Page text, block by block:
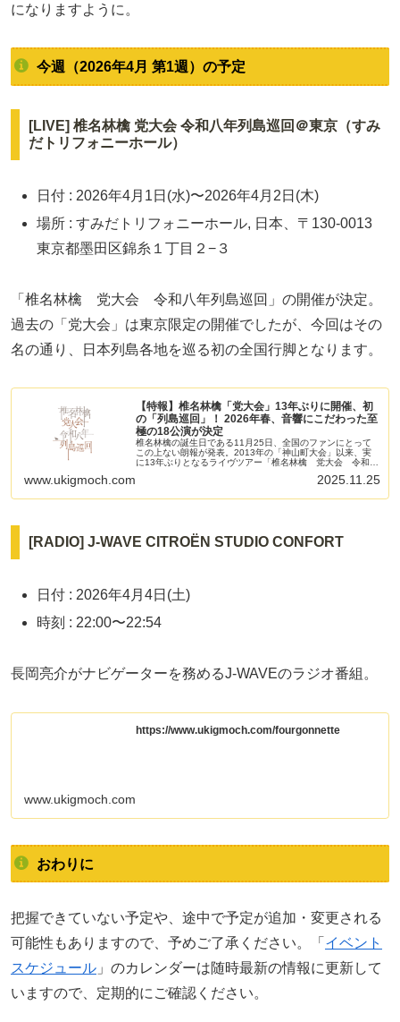
になりますように。
今週（2026年4月 第1週）の予定
[LIVE] 椎名林檎 党大会 令和八年列島巡回＠東京（すみ
だトリフォニーホール）
日付 : 2026年4月1日(水)〜2026年4月2日(木)
場所 : すみだトリフォニーホール, 日本、〒130-0013
東京都墨田区錦糸１丁目２−３
「椎名林檎 党大会 令和八年列島巡回」の開催が決定。
過去の「党大会」は東京限定の開催でしたが、今回はその
名の通り、日本列島各地を巡る初の全国行脚となります。
【特報】椎名林檎「党大会」13年ぶりに開催、初
の「列島巡回」！ 2026年春、音響にこだわった至
極の18公演が決定
椎名林檎の誕生日である11月25日、全国のファンにとって
この上ない朗報が発表。2013年の「神山町大会」以来、実
に13年ぶりとなるライヴツアー「椎名林檎 党大会 令和八
www.ukigmoch.com 2025.11.25
[RADIO] J-WAVE CITROËN STUDIO CONFORT
日付 : 2026年4月4日(土)
時刻 : 22:00〜22:54
長岡亮介がナビゲーターを務めるJ-WAVEのラジオ番組。
https://www.ukigmoch.com/fourgonnette
www.ukigmoch.com
おわりに
把握できていない予定や、途中で予定が追加・変更される
可能性もありますので、予めご了承ください。「 イベント
スケジュール 」のカレンダーは随時最新の情報に更新して
いますので、定期的にご確認ください。